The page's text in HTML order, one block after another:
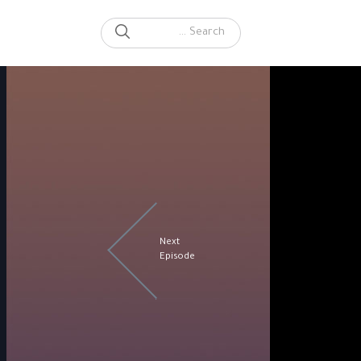
Search for:
SEARCH
Next
Episode